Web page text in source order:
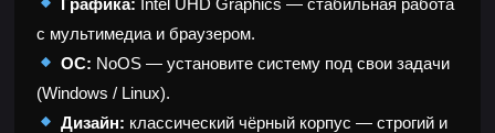
с мультимедиа и браузером.
ОС: NoOS — установите систему под свои задачи
(Windows / Linux).
Дизайн: классический чёрный корпус — строгий и